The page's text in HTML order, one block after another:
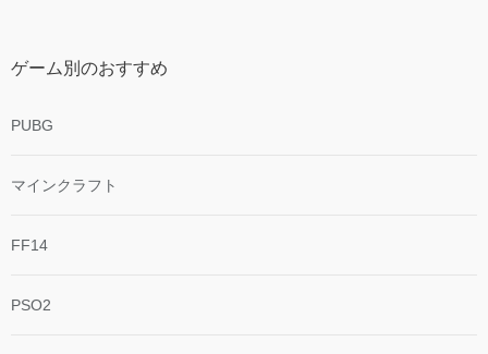
ゲーム別のおすすめ
PUBG
マインクラフト
FF14
PSO2